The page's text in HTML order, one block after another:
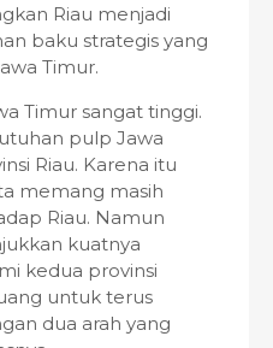
Riau menjadi
baku strategis yang
Timur.
Timur sangat tinggi.
pulp Jawa
Riau. Karena itu
memang masih
Riau. Namun
kuatnya
kedua provinsi
untuk terus
dua arah yang